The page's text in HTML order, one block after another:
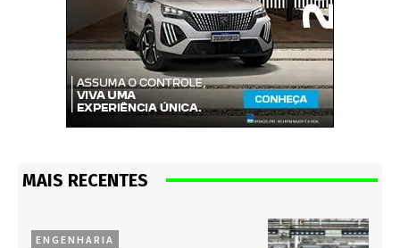
MAIS RECENTES
ENGENHARIA